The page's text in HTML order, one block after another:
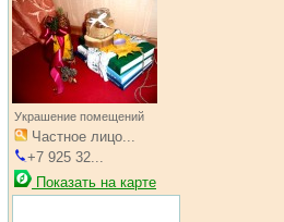
Украшение помещений
Частное лицо...
+7 925 32...
Показать на карте